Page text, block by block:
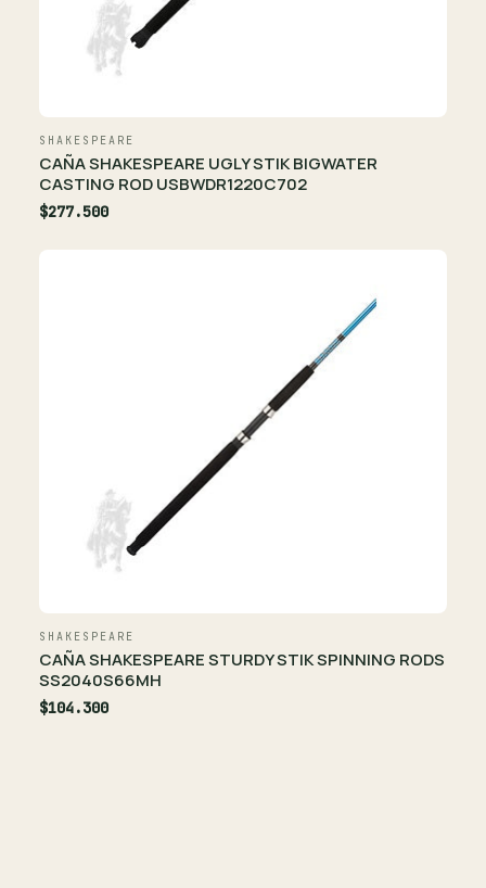
SHAKESPEARE
CAÑA SHAKESPEARE UGLY STIK BIGWATER
CASTING ROD USBWDR1220C702
$277.500
SHAKESPEARE
CAÑA SHAKESPEARE STURDY STIK SPINNING RODS
SS2040S66MH
$104.300